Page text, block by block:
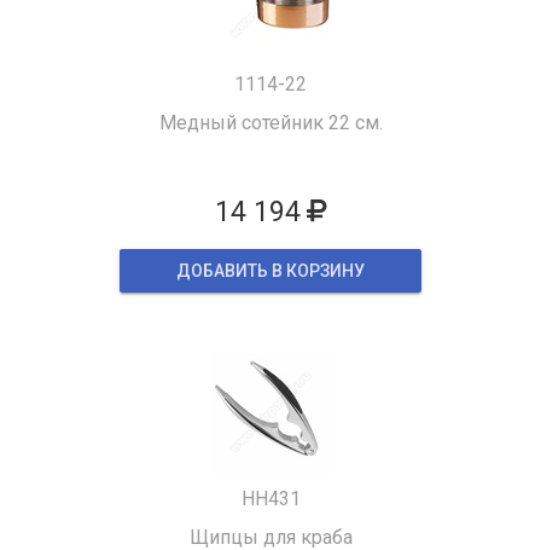
1114-22
Медный сотейник 22 см.
14 194
ДОБАВИТЬ В КОРЗИНУ
HH431
Щипцы для краба